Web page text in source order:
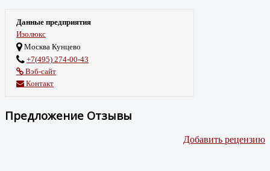
Данные предприятия
Изолюкс
Москва Кунцево
+7(495) 274-00-43
Вэб-сайт
Контакт
Предложение Отзывы
Добавить рецензию